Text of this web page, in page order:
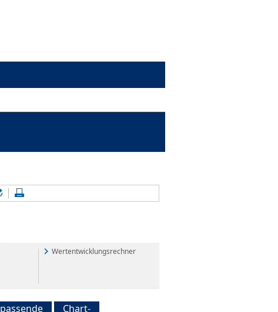
Inhalte aktualisieren
Wertentwicklungsrechner
passende Chart-